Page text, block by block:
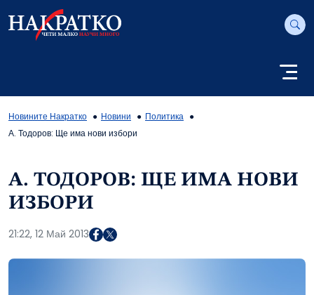
Новините Накратко Новини
Политика
А. Тодоров: Ще има нови избори
А. ТОДОРОВ: ЩЕ ИМА НОВИ
ИЗБОРИ
21:22, 12 Май 2013